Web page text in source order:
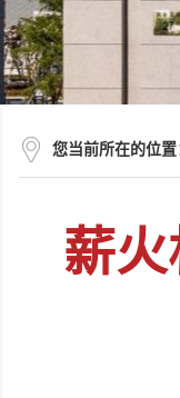
您当前所在的位置
薪